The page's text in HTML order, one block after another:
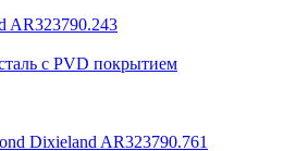
AR323790.243
с PVD покрытием